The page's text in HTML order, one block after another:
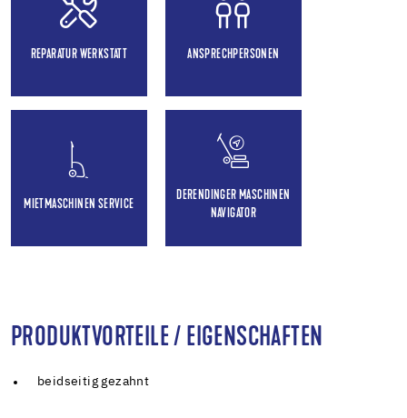
REPARATUR WERKSTATT ANSPRECHPERSONEN
MIETMASCHINEN SERVICE
DERENDINGER MASCHINEN
NAVIGATOR
PRODUKTVORTEILE / EIGENSCHAFTEN
beidseitig gezahnt